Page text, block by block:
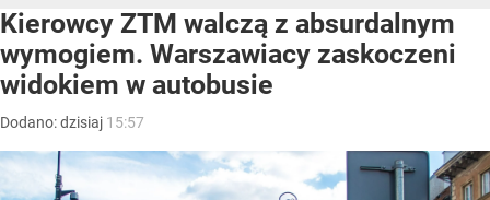
Kierowcy ZTM walczą z absurdalnym
wymogiem. Warszawiacy zaskoczeni
widokiem w autobusie
Dodano:dzisiaj 15:57